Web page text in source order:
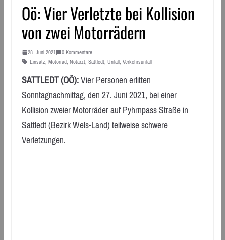
Oö: Vier Verletzte bei Kollision
von zwei Motorrädern
28. Juni 2021
0 Kommentare
Einsatz, Motorrad, Notarzt, Sattledt, Unfall, Verkehrsunfall
SATTLEDT (OÖ):Vier Personen erlitten
Sonntagnachmittag, den 27. Juni 2021, bei einer
Kollision zweier Motorräder auf Pyhrnpass Straße in
Sattledt (Bezirk Wels-Land) teilweise schwere
Verletzungen.